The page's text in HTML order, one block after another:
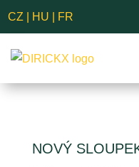
CZ HU FR
NOVÝ